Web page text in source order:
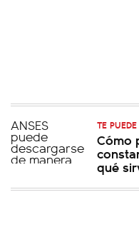
TE
Cómo
qué